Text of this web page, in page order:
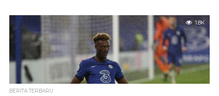
1.8K
BERITA TERBARU